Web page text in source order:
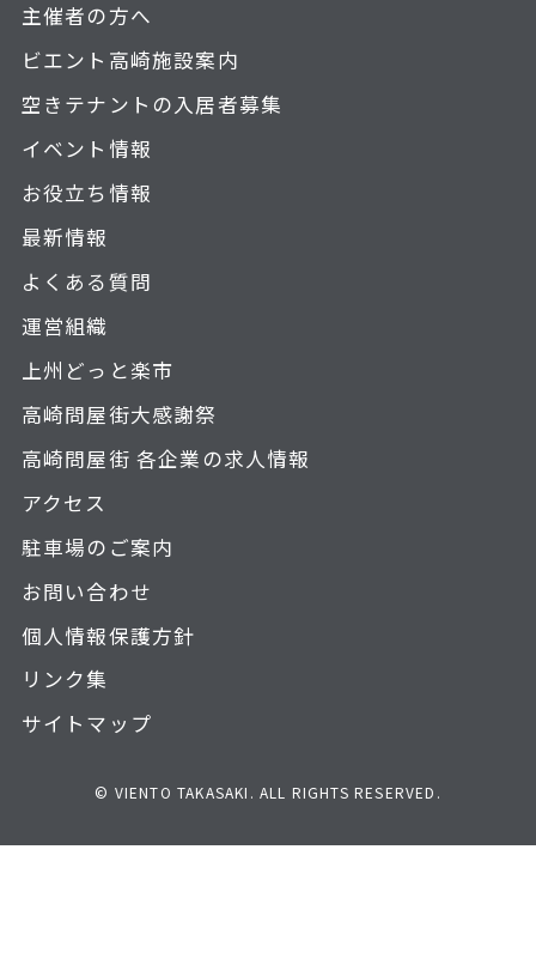
主催者の方へ
ビエント高崎施設案内
空きテナントの入居者募集
イベント情報
お役立ち情報
最新情報
よくある質問
運営組織
上州どっと楽市
高崎問屋街大感謝祭
高崎問屋街 各企業の求人情報
アクセス
駐車場のご案内
お問い合わせ
個人情報保護方針
リンク集
サイトマップ
© VIENTO TAKASAKI. ALL RIGHTS RESERVED.